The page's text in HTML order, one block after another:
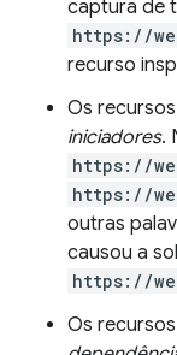
captura de
https://
recurso
Os
iniciadores.
https://
https://
outras
causou a
https://
Os